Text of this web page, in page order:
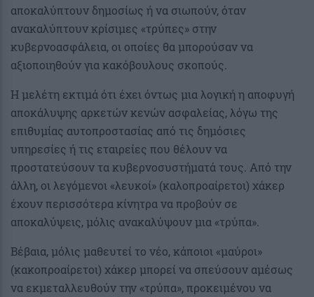
αποκαλύπτουν δημοσίως ή να σιωπούν, όταν
ανακαλύπτουν κρίσιμες «τρύπες» στην
κυβερνοασφάλεια, οι οποίες θα μπορούσαν να
αξιοποιηθούν για κακόβουλους σκοπούς.
Η μελέτη εκτιμά ότι έχει όντως μια λογική η αποφυγή
αποκάλυψης αρκετών κενών ασφαλείας, λόγω της
επιθυμίας αυτοπροστασίας από τις δημόσιες
υπηρεσίες ή τις εταιρείες που θέλουν να
προστατεύσουν τα κυβερνοσυστήματά τους. Από την
άλλη, οι λεγόμενοι «λευκοί» (καλοπροαίρετοι) χάκερ
έχουν περισσότερα κίνητρα να προβούν σε
αποκαλύψεις, μόλις ανακαλύψουν μια «τρύπα».
Βέβαια, μόλις μαθευτεί το νέο, κάποιοι «μαύροι»
(κακοπροαίρετοι) χάκερ μπορεί να σπεύσουν αμέσως
να εκμεταλλευθούν την «τρύπα», προκειμένου να